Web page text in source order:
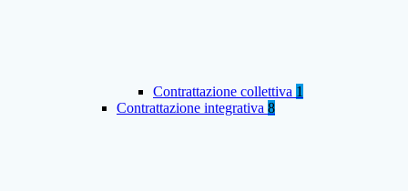
Contrattazione collettiva 1
Contrattazione integrativa 8